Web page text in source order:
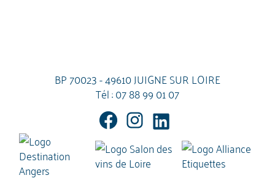
BP 70023 - 49610 JUIGNE SUR LOIRE
Tél :07 88 99 01 07